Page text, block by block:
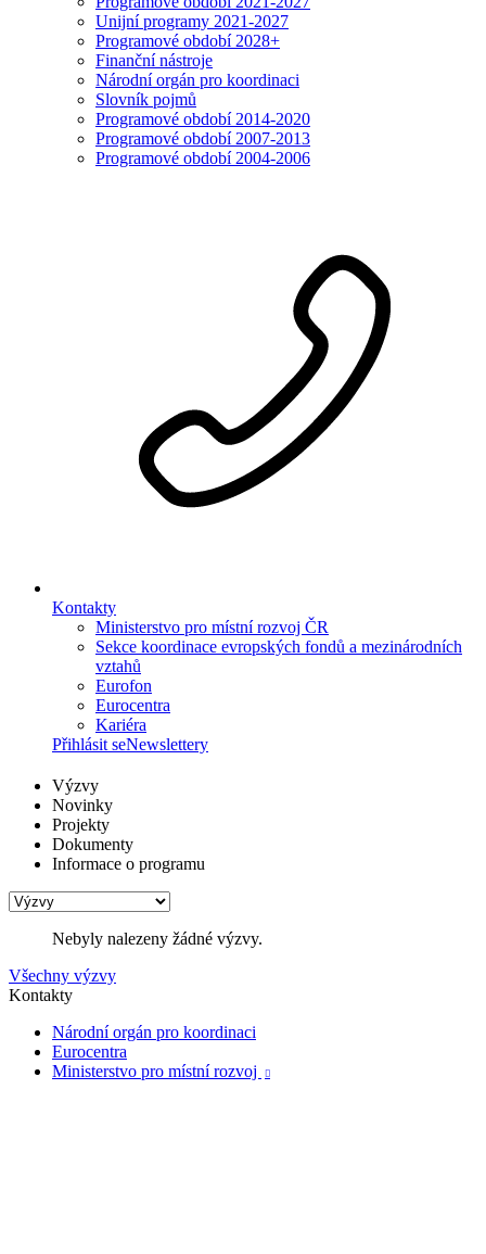
Unijní programy 2021-2027
Programové období 2028+
Finanční nástroje
Národní orgán pro koordinaci
Slovník pojmů
Programové období 2014-2020
Programové období 2007-2013
Programové období 2004-2006
Kontakty
Ministerstvo pro místní rozvoj ČR
Sekce koordinace evropských fondů a mezinárodních
vztahů
Eurofon
Eurocentra
Kariéra
Přihlásit seNewslettery
Výzvy
Novinky
Projekty
Dokumenty
Informace o programu
Nebyly nalezeny žádné výzvy.
Všechny výzvy
Kontakty
Národní orgán pro koordinaci
Eurocentra
Ministerstvo pro místní rozvoj
